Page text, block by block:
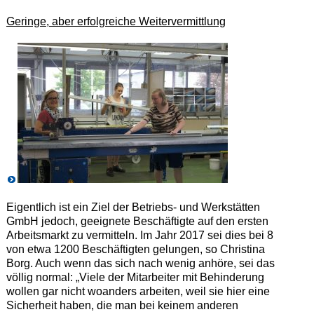
Geringe, aber erfolgreiche Weitervermittlung
Eigentlich ist ein Ziel der Betriebs- und Werkstätten
GmbH jedoch, geeignete Beschäftigte auf den ersten
Arbeitsmarkt zu vermitteln. Im Jahr 2017 sei dies bei 8
von etwa 1200 Beschäftigten gelungen, so Christina
Borg. Auch wenn das sich nach wenig anhöre, sei das
völlig normal: „Viele der Mitarbeiter mit Behinderung
wollen gar nicht woanders arbeiten, weil sie hier eine
Sicherheit haben, die man bei keinem anderen